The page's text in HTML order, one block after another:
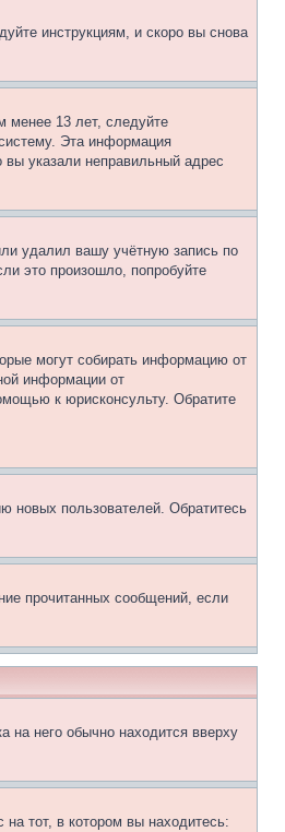
инструкциям, и скоро вы снова
менее 13 лет, следуйте
Эта информация
указали неправильный адрес
удалил вашу учётную запись по
это произошло, попробуйте
могут собирать информацию от
информации от
к юрисконсульту. Обратите
новых пользователей. Обратитесь
прочитанных сообщений, если
на него обычно находится вверху
тот, в котором вы находитесь: